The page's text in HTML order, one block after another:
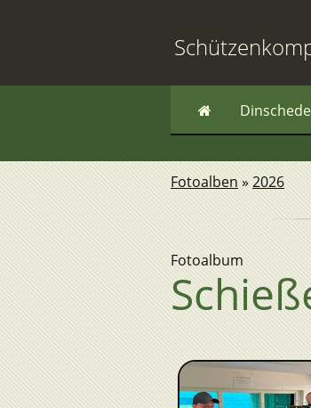
Dinschede
Fotoalben » 2026
Fotoalbum